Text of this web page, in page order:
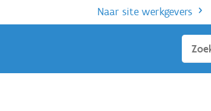
Naar site werkgevers
Sluiten